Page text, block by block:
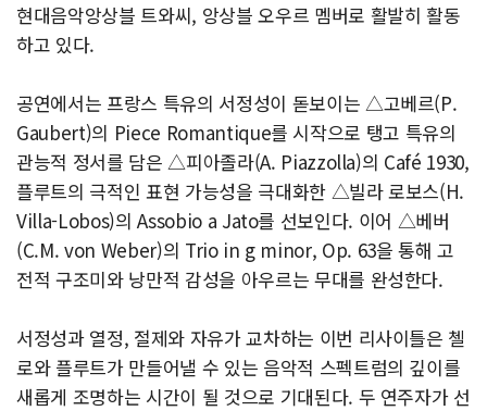
현대음악앙상블 트와씨, 앙상블 오우르 멤버로 활발히 활동
하고 있다.
공연에서는 프랑스 특유의 서정성이 돋보이는 △고베르(P.
Gaubert)의 Piece Romantique를 시작으로 탱고 특유의
관능적 정서를 담은 △피아졸라(A. Piazzolla)의 Café 1930,
플루트의 극적인 표현 가능성을 극대화한 △빌라 로보스(H.
Villa-Lobos)의 Assobio a Jato를 선보인다. 이어 △베버
(C.M. von Weber)의 Trio in g minor, Op. 63을 통해 고
전적 구조미와 낭만적 감성을 아우르는 무대를 완성한다.
서정성과 열정, 절제와 자유가 교차하는 이번 리사이틀은 첼
로와 플루트가 만들어낼 수 있는 음악적 스펙트럼의 깊이를
새롭게 조명하는 시간이 될 것으로 기대된다. 두 연주자가 선